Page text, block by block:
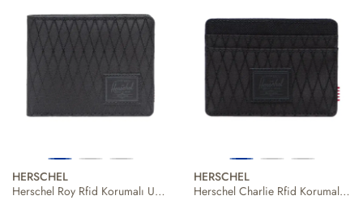
HERSCHEL
Herschel Roy Rfid Korumalı Unisex Siyah Cüzdan
HERSCHEL
Herschel Charlie Rfid Korumalı Kartlık Unisex Siyah Cüzdan